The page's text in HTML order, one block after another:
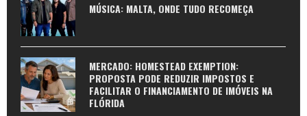
MÚSICA: MALTA, ONDE TUDO RECOMEÇA
MERCADO: HOMESTEAD EXEMPTION:
PROPOSTA PODE REDUZIR IMPOSTOS E
FACILITAR O FINANCIAMENTO DE IMÓVEIS NA
FLÓRIDA